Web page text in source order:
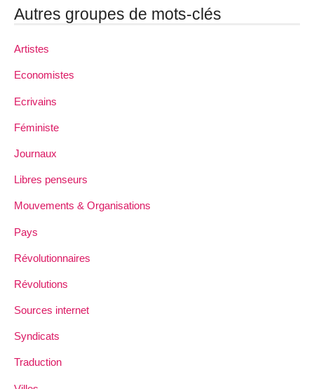
Autres groupes de mots-clés
Artistes
Economistes
Ecrivains
Féministe
Journaux
Libres penseurs
Mouvements & Organisations
Pays
Révolutionnaires
Révolutions
Sources internet
Syndicats
Traduction